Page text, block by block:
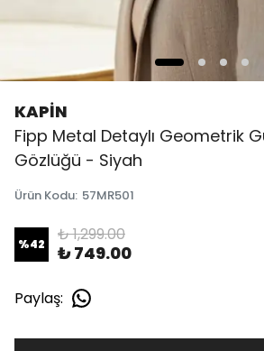
KAPİN
Fipp Metal Detaylı Geometrik
Gözlüğü - Siyah
Ürün Kodu: 57MR501
%42 ₺ 1,299.00
₺ 749.00
Paylaş: